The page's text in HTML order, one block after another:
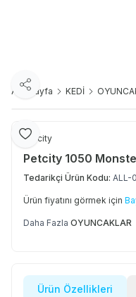
Ana Sayfa KEDİ
Favoriye Ekle
Paylaş
Petcity
Petcity 1050
Tedarikçi Ürün Kodu: ALL-
Ürün fiyatını görmek için
Daha Fazla OYUNCAKLAR
Ürün Özellikleri